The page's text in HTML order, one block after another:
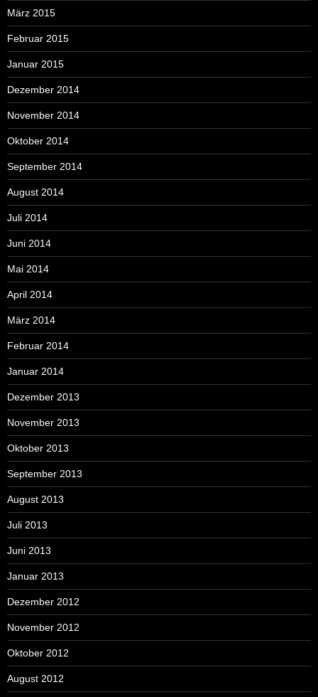
März 2015
Februar 2015
Januar 2015
Dezember 2014
November 2014
Oktober 2014
September 2014
August 2014
Juli 2014
Juni 2014
Mai 2014
April 2014
März 2014
Februar 2014
Januar 2014
Dezember 2013
November 2013
Oktober 2013
September 2013
August 2013
Juli 2013
Juni 2013
Januar 2013
Dezember 2012
November 2012
Oktober 2012
August 2012